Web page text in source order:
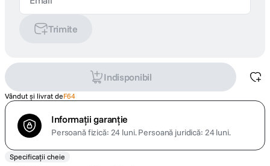
Trimite
Indisponibil
Vândut și livrat deF64
Informații garanție
Persoană fizică: 24 luni.Persoană juridică: 24 luni.
Specificații cheie